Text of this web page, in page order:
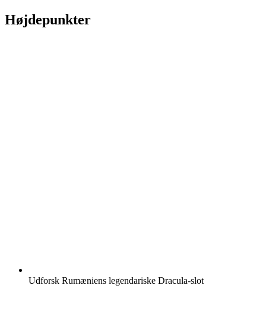
Højdepunkter
Udforsk Rumæniens legendariske Dracula-slot